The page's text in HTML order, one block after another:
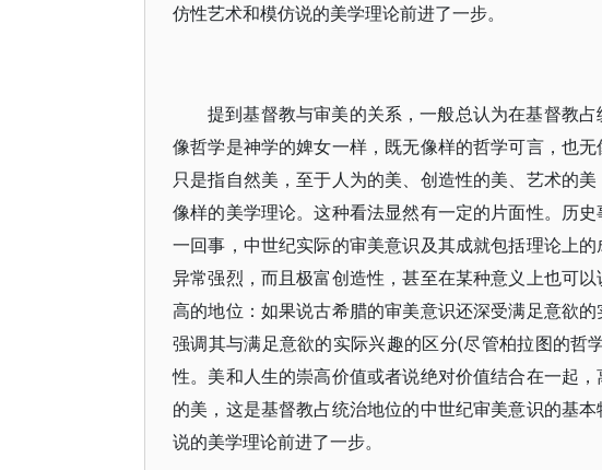
仿性艺术和模仿说的美学理论前进了一步。
提到基督教与审美的关系，一般总认为在基督教
像哲学是神学的婢女一样，既无像样的哲学可言，也
只是指自然美，至于人为的美、创造性的美、艺术的
像样的美学理论。这种看法显然有一定的片面性。历
一回事，中世纪实际的审美意识及其成就包括理论上
异常强烈，而且极富创造性，甚至在某种意义上也可
高的地位：如果说古希腊的审美意识还深受满足意欲
强调其与满足意欲的实际兴趣的区分(尽管柏拉图的哲
性。美和人生的崇高价值或者说绝对价值结合在一起
的美，这是基督教占统治地位的中世纪审美意识的基
说的美学理论前进了一步。